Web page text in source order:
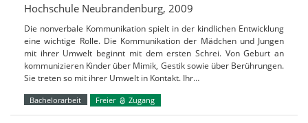
Hochschule Neubrandenburg, 2009
Die nonverbale Kommunikation spielt in der kindlichen Entwicklung
eine wichtige Rolle. Die Kommunikation der Mädchen und Jungen
mit ihrer Umwelt beginnt mit dem ersten Schrei. Von Geburt an
kommunizieren Kinder über Mimik, Gestik sowie über Berührungen.
Sie treten so mit ihrer Umwelt in Kontakt. Ihr…
Bachelorarbeit Freier Zugang